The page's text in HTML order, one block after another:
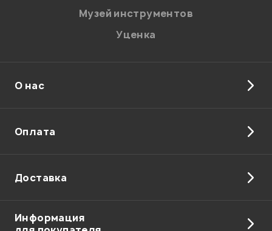
Отправить
Музей инструментов
Уценка
О нас
Оплата
Доставка
Информация